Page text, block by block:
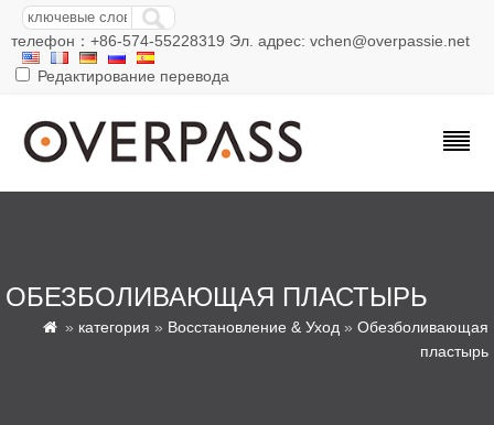
телефон：+86-574-55228319 Эл. адрес: vchen@overpassie.net
Редактирование перевода
ОБЕЗБОЛИВАЮЩАЯ ПЛАСТЫРЬ
 » категория » Восстановление & Уход » Обезболивающая
пластырь